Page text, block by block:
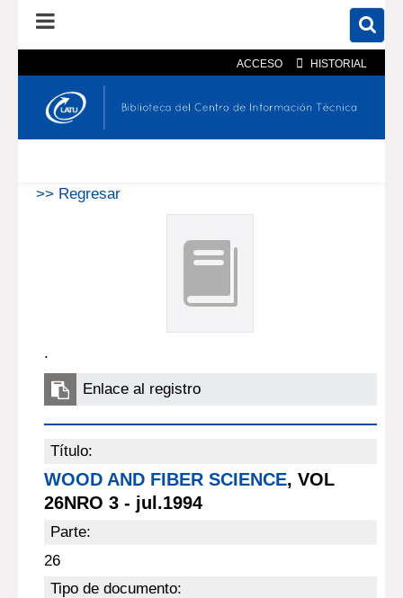
ACCESO HISTORIAL
En el catálogo En el sitio
>> Regresar
.
Enlace al registro
Título:
WOOD AND FIBER SCIENCE, VOL
26NRO 3 - jul.1994
Parte:
26
Tipo de documento: